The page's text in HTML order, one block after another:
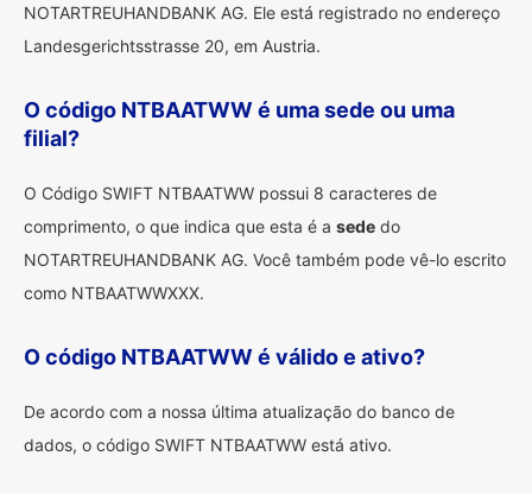
NOTARTREUHANDBANK AG. Ele está registrado no endereço
Landesgerichtsstrasse 20, em Austria.
O código NTBAATWW é uma sede ou uma
filial?
O Código SWIFT NTBAATWW possui 8 caracteres de
comprimento, o que indica que esta é a sede do
NOTARTREUHANDBANK AG. Você também pode vê-lo escrito
como NTBAATWWXXX.
O código NTBAATWW é válido e ativo?
De acordo com a nossa última atualização do banco de
dados, o código SWIFT NTBAATWW está ativo.